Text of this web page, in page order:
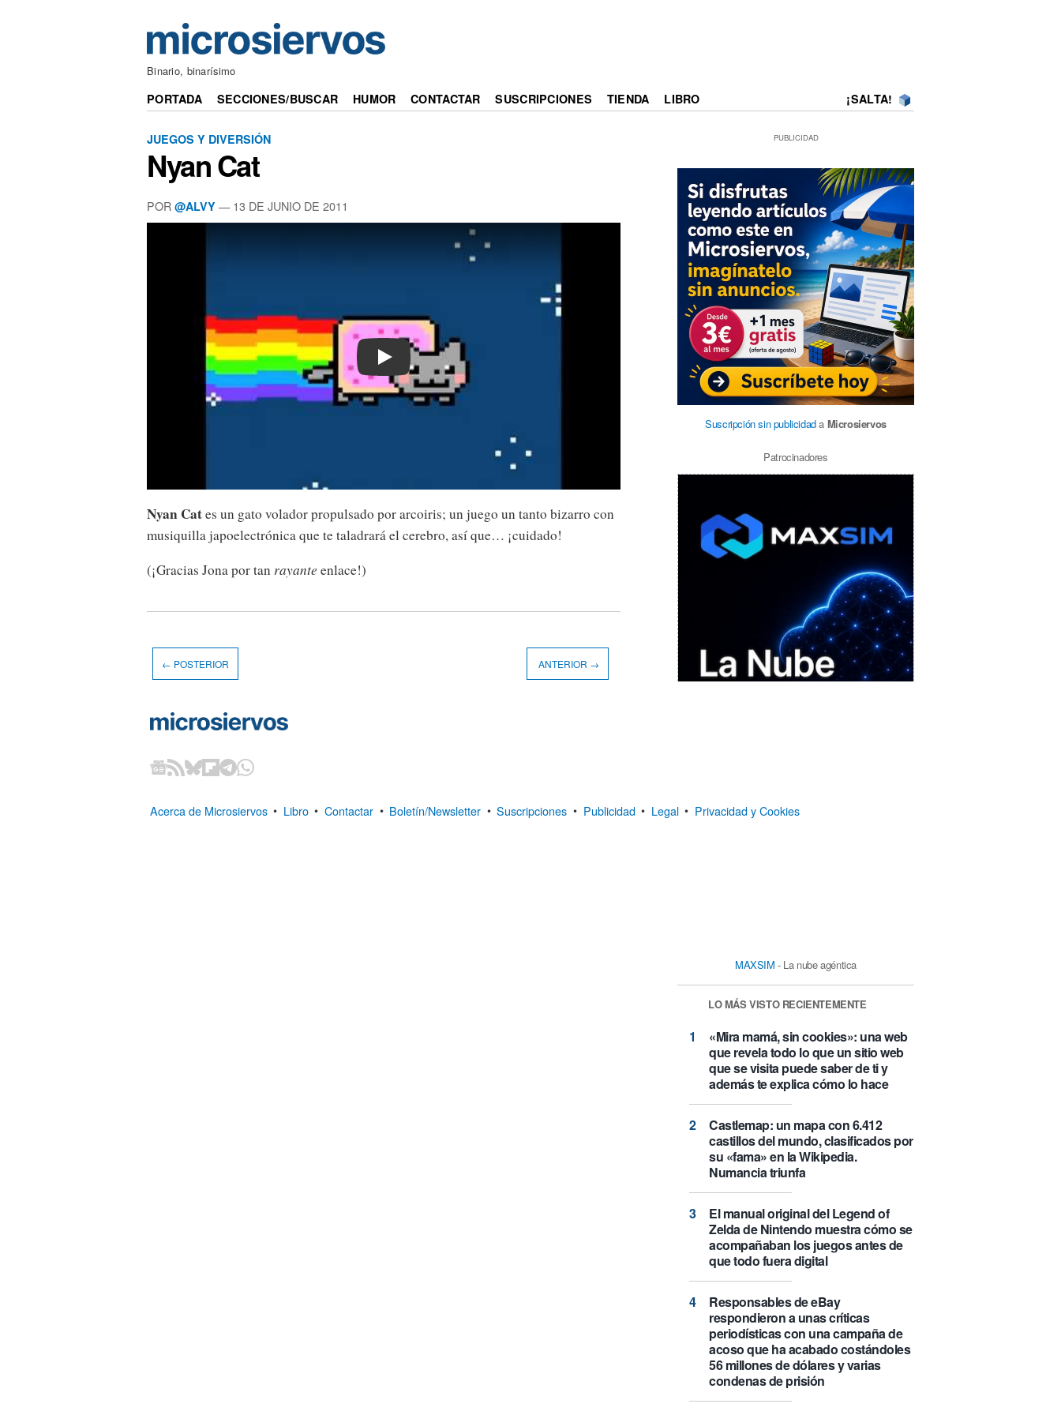
Binario, binarísimo
PORTADA SECCIONES/BUSCAR HUMOR CONTACTAR SUSCRIPCIONES TIENDA LIBRO ¡SALTA!
JUEGOS Y DIVERSIÓN
Nyan Cat
POR @ALVY — 13 DE JUNIO DE 2011
Play
Nyan Cates un gato volador propulsado por arcoiris; un juego un tanto bizarro con
musiquilla japoelectrónica que te taladrará el cerebro, así que… ¡cuidado!
(¡Gracias Jona por tan rayante enlace!)
PUBLICIDAD
Suscripción sin publicidada Microsiervos
Patrocinadores
MAXSIM - La nube agéntica
LO MÁS VISTO RECIENTEMENTE
«Mira mamá, sin cookies»: una web
que revela todo lo que un sitio web
que se visita puede saber de ti y
además te explica cómo lo hace
Castlemap: un mapa con 6.412
castillos del mundo, clasificados por
su «fama» en la Wikipedia.
Numancia triunfa
El manual original del Legend of
Zelda de Nintendo muestra cómo se
acompañaban los juegos antes de
que todo fuera digital
Responsables de eBay
respondieron a unas críticas
periodísticas con una campaña de
acoso que ha acabado costándoles
56 millones de dólares y varias
condenas de prisión
← POSTERIOR ANTERIOR →
Acerca de Microsiervos • Libro • Contactar • Boletín/Newsletter • Suscripciones • Publicidad • Legal • Privacidad y Cookies